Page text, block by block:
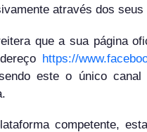
através dos
que a sua página
https://
este o único canal
competente,